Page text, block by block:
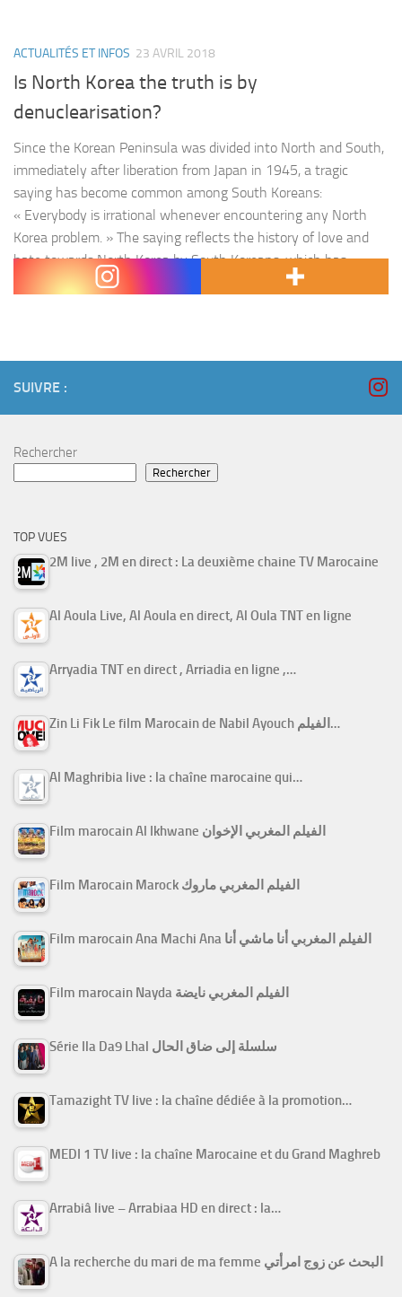
ACTUALITÉS ET INFOS 23 AVRIL 2018
Is North Korea the truth is by
denuclearisation?
Since the Korean Peninsula was divided into North and South,
immediately after liberation from Japan in 1945, a tragic
saying has become common among South Koreans:
« Everybody is irrational whenever encountering any North
Korea problem. » The saying reflects the history of love and
hate towards North Korea by South Koreans, which has
worked like a…
SUIVRE :
Rechercher
Rechercher
TOP VUES
2M live , 2M en direct : La deuxième chaine TV Marocaine
Al Aoula Live, Al Aoula en direct, Al Oula TNT en ligne
Arryadia TNT en direct , Arriadia en ligne ,…
Zin Li Fik Le film Marocain de Nabil Ayouch الفيلم…
Al Maghribia live : la chaîne marocaine qui…
Film marocain Al Ikhwane الفيلم المغربي الإخوان
Film Marocain Marock الفيلم المغربي ماروك
Film marocain Ana Machi Ana الفيلم المغربي أنا ماشي أنا
Film marocain Nayda الفيلم المغربي نايضة
Série Ila Da9 Lhal سلسلة إلى ضاق الحال
Tamazight TV live : la chaîne dédiée à la promotion…
MEDI 1 TV live : la chaîne Marocaine et du Grand Maghreb
Arrabiâ live – Arrabiaa HD en direct : la…
A la recherche du mari de ma femme البحث عن زوج امرأتي